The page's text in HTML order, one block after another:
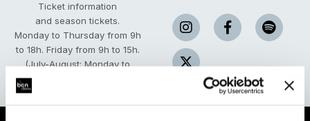
Ticket information
and season tickets.
Monday to Thursday from 9h
to 18h. Friday from 9h to 15h.
(July-August: Monday to